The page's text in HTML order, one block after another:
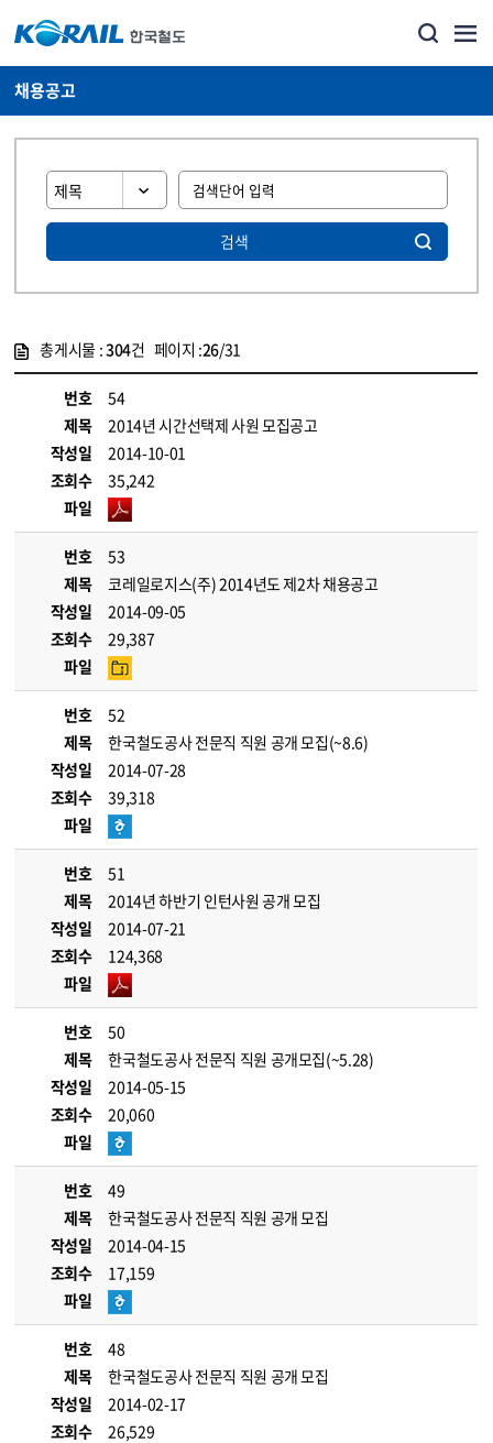
채용공고
검색
총게시물 :304건 페이지 :26/31
번호
54
제목
2014년 시간선택제 사원 모집공고
작성일
2014-10-01
조회수
35,242
파일
번호
53
제목
코레일로지스(주) 2014년도 제2차 채용공고
작성일
2014-09-05
조회수
29,387
파일
번호
52
제목
한국철도공사 전문직 직원 공개 모집(~8.6)
작성일
2014-07-28
조회수
39,318
파일
번호
51
제목
2014년 하반기 인턴사원 공개 모집
작성일
2014-07-21
조회수
124,368
파일
번호
50
제목
한국철도공사 전문직 직원 공개모집(~5.28)
작성일
2014-05-15
조회수
20,060
파일
번호
49
제목
한국철도공사 전문직 직원 공개 모집
작성일
2014-04-15
조회수
17,159
파일
번호
48
제목
한국철도공사 전문직 직원 공개 모집
작성일
2014-02-17
조회수
26,529